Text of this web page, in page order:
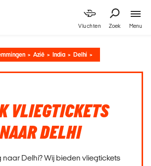
Vluchten Zoek Menu
Azië India Delhi
VLIEGTICKETS
DELHI
naar Delhi? Wij bieden vliegtickets